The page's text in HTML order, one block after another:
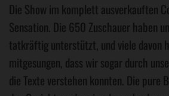
Die Show im komplett ausverkauften
Sensation. Die 650 Zuschauer haben
tatkräftig unterstützt, und viele davon
mitgesungen, dass wir sogar durch
die Texte verstehen konnten. Die pure